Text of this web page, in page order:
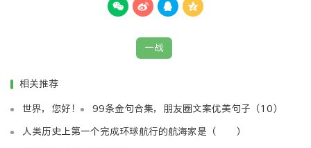
德意志帝国、奥匈帝国、奥斯曼帝国、保加利亚王国属
国和美利坚合众国则属协约国阵营。
6，500万人参战，1，000多万人丧生，2，000万人受
   
一战
相关推荐
世界，您好！ 99条金句合集，朋友圈文案优美句子（10）
人类历史上第一个完成环球航行的航海家是（ ）